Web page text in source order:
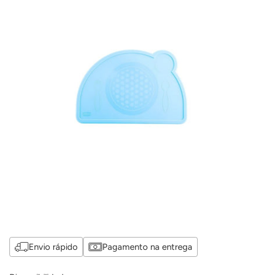
Envio rápido Pagamento na entrega